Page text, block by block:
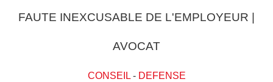
FAUTE INEXCUSABLE DE L'EMPLOYEUR |
AVOCAT
CONSEIL- DEFENSE